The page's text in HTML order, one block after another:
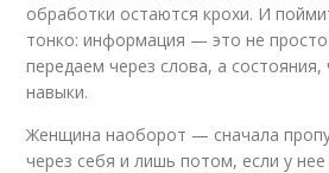
обработки остаются крохи. И
тонко: информация — это не
передаем через слова, а
навыки.
Женщина наоборот — сначала
через себя и лишь потом, если у